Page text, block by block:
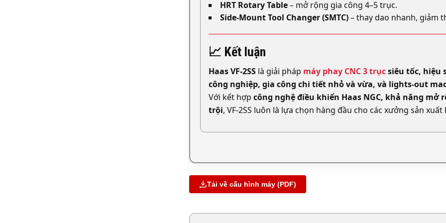
HRT Rotary Table– mở rộng gia công 4–5 trục.
Side-Mount Tool Changer (SMTC)– thay dao nhanh, giảm
📈 Kết luận
Haas VF-2SSlà giải pháp máy phay CNC 3 trụcsiêu tốc, hiệu
công nghiệp, gia công chi tiết nhỏ và vừa, và lights-out
Với kết hợp công nghệ điều khiển Haas NGC, khả năng
trội, VF-2SS luôn là lựa chọn hàng đầu cho các xưởng sản xuất
Tải về cấu hình máy (PDF)